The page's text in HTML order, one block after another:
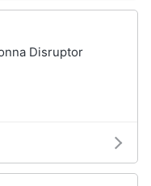
Disruptor